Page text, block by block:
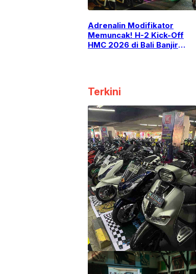
​Adrenalin Modifikator
Memuncak! H-2 Kick-Off
HMC 2026 di Bali Banjir
Terkini